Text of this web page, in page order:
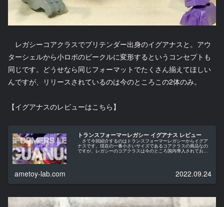
レガシーコアクラスでプリテンダー出身のイグアナスと。アウ
ターシェルから小ロボのビークルに変形するというコンセプトも
同じです。どうせなら同じフォーマットでたくさん揃えてほしい
んですが、リリースされているのは今のところこの2体のみ。
【イグアナスのレビューはこちら】
トランスフォーマーレガシー イグアナス レビュー
さて今回紹介するのはトランスフォーマーレガシーからイグア
ナスです。現在の一番小さいサイズであるコアクラスの商品なの
ですが、レガシーのコアクラスは今のところ国内導入されており
ametoy-lab.com 2022.09.24